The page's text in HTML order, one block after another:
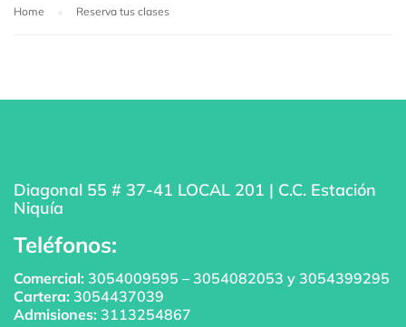
Home Reserva tus clases
Diagonal 55 # 37-41 LOCAL 201 | C.C. Estación
Niquía
Teléfonos:
Comercial: 3054009595 – 3054082053 y 3054399295
Cartera: 3054437039
Admisiones: 3113254867